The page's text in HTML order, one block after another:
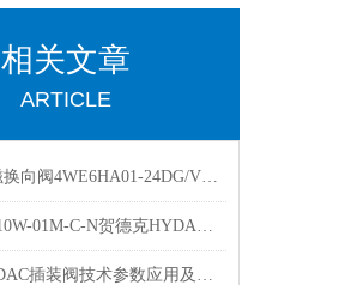
相关文章
ARTICLE
贺德克电磁换向阀4WE6HA01-24DG/Vhydac
二通阀WS10W-01M-C-N贺德克HYDAC换向阀有库存
贺德克HYDAC插装阀技术参数应用及特点